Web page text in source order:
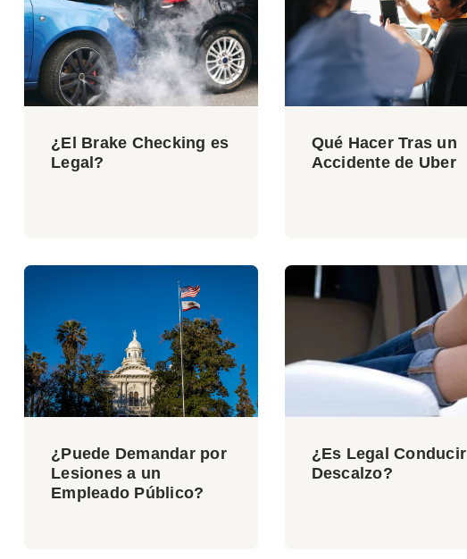
¿El Brake Checking es
Legal?
Qué Hacer Tras un
Accidente de Uber
¿Puede Demandar por
Lesiones a un
Empleado Público?
¿Es Legal Conducir
Descalzo?